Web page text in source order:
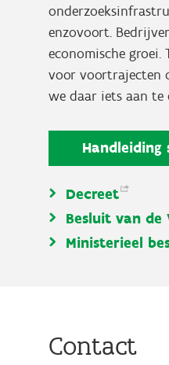
enzovoort.
economische
voor voortrajecten
we daar iets aan te
Decreet
Besluit van de
Ministerieel
Contact